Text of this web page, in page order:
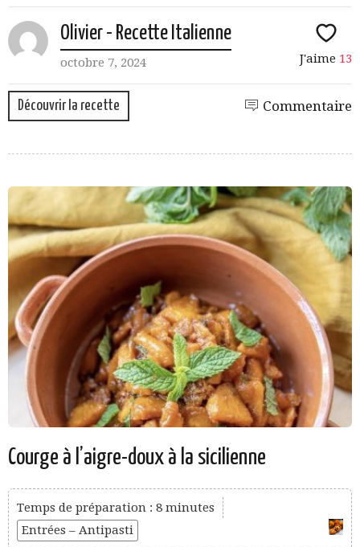
Olivier - Recette Italienne
octobre 7, 2024 J'aime 13
Découvrir la recette Commentaire
Courge à l’aigre-doux à la sicilienne
Temps de préparation : 8 minutes
Entrées – Antipasti